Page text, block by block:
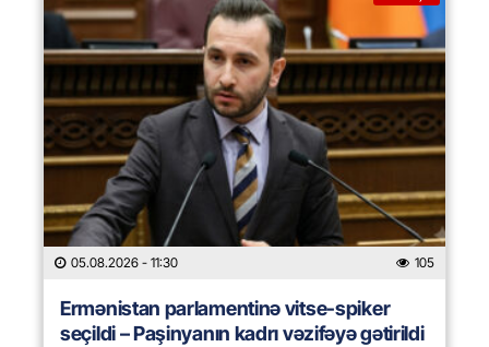
05.08.2026 - 11:30 105
Ermənistan parlamentinə vitse-spiker
seçildi – Paşinyanın kadrı vəzifəyə gətirildi